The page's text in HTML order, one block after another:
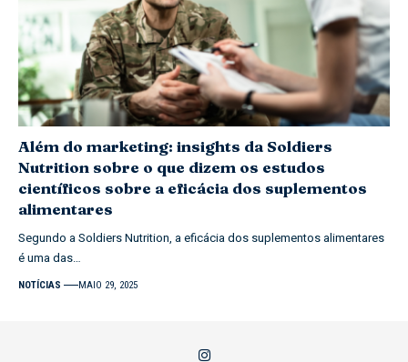
Além do marketing: insights da Soldiers
Nutrition sobre o que dizem os estudos
científicos sobre a eficácia dos suplementos
alimentares
Segundo a Soldiers Nutrition, a eficácia dos suplementos alimentares
é uma das…
NOTÍCIAS MAIO 29, 2025